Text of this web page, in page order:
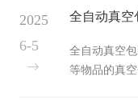
度好等显著
包装物，长
口，有效起
防氧化及真
全自动真空
全自动真空
等物品的真
2025
6-5